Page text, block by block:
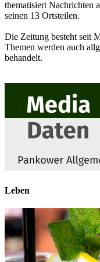
thematisiert Nachrichten
seinen 13 Ortsteilen.
Die Zeitung besteht seit
Themen werden auch
behandelt.
Leben